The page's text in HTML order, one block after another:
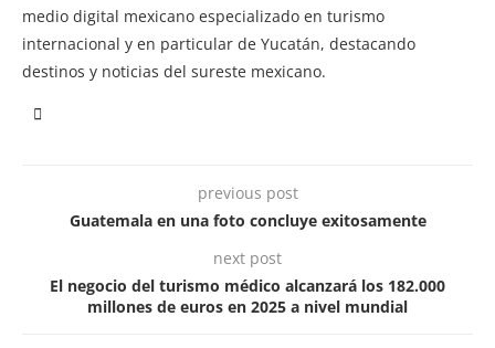
medio digital mexicano especializado en turismo
internacional y en particular de Yucatán, destacando
destinos y noticias del sureste mexicano.
previous post
Guatemala en una foto concluye exitosamente
next post
El negocio del turismo médico alcanzará los 182.000
millones de euros en 2025 a nivel mundial